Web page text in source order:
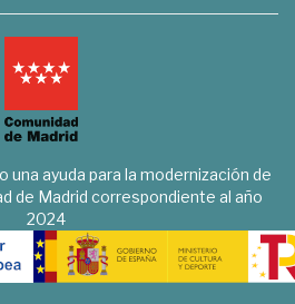
una ayuda para la modernización de
de Madrid correspondiente al año
2024